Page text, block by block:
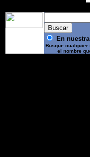
En
Busque cualquier
el nombre